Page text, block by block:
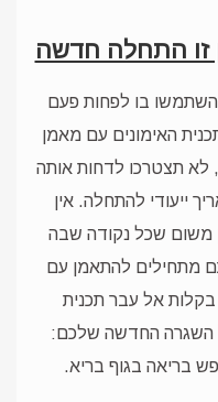
זו התחלה חדשה
בו לפחות פעם
האימונים עם מאמן
לא תצטרכו לדחות אותה
ייעודי להתחלה. אין
משום שכל נקודה שבה
מתחילים להתאמן עם
אל עבר תכנית
השגרה החדשה שלכם:
בריאה בגוף בריא.